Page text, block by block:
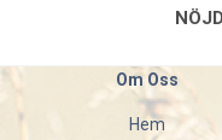
Om Oss
Hem